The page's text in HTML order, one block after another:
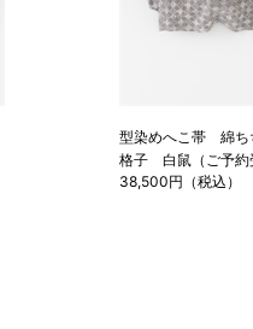
型染めへこ帯 綿
格子 白鼠（ご予約
38,500円（税込）